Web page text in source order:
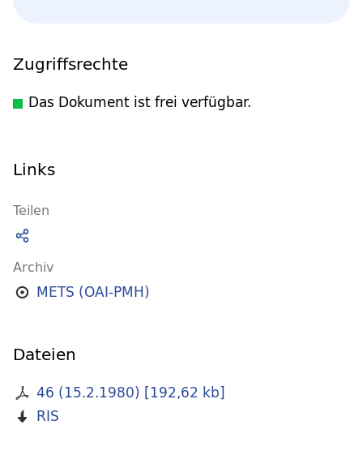
Zugriffsrechte
Das Dokument ist frei verfügbar.
Links
Teilen
Archiv
METS (OAI-PMH)
Dateien
46 (15.2.1980) [192,62 kb]
RIS